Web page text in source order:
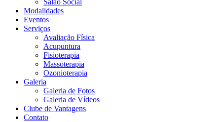
Salão Social
Modalidades
Eventos
Serviços
Avaliação Física
Acupuntura
Fisioterapia
Massoterapia
Ozonioterapia
Galeria
Galeria de Fotos
Galeria de Vídeos
Clube de Vantagens
Contato